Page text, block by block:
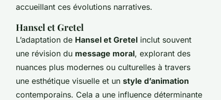
accueillant ces évolutions narratives.
Hansel et Gretel
L’adaptation de Hansel et Gretel inclut souvent
une révision du message moral, explorant des
nuances plus modernes ou culturelles à travers
une esthétique visuelle et un style d’animation
contemporains. Cela a une influence déterminante